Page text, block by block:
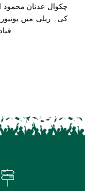
چکوال عدنان
کی۔ ریلی میں